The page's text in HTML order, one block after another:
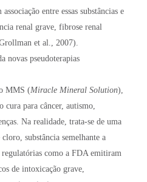
entre essas substâncias e
renal grave, fibrose renal
et al., 2007).
novas pseudoterapias
MMS (Miracle Mineral Solution),
para câncer, autismo,
Na realidade, trata-se de uma
substância semelhante a
como a FDA emitiram
de intoxicação grave,